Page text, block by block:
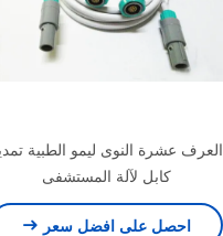
العرف عشرة النوى ليمو الطبية
كابل لآلة المستشفى
احصل على افضل سعر